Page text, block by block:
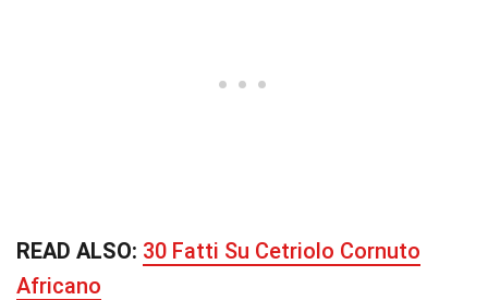
READ ALSO: 30 Fatti Su Cetriolo Cornuto
Africano